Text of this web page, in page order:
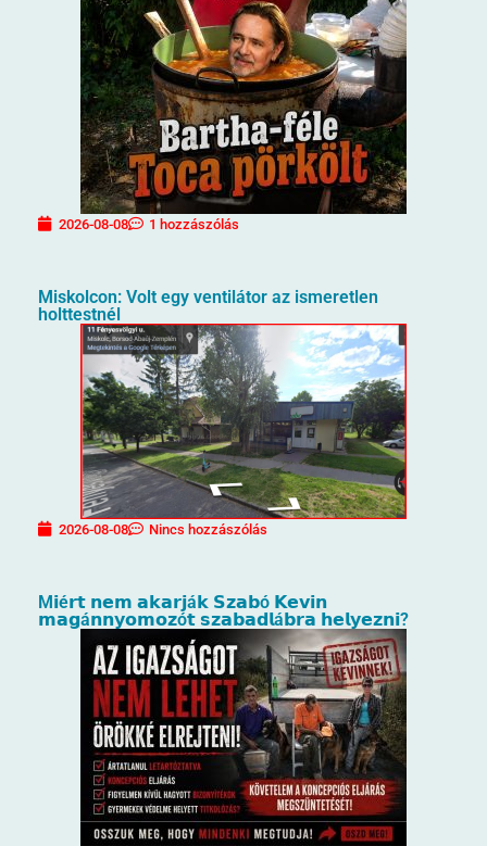
2026-08-08 1 hozzászólás
Miskolcon: Volt egy ventilátor az ismeretlen
holttestnél
2026-08-08 Nincs hozzászólás
M𝗶é𝗿𝘁 𝗻𝗲𝗺 𝗮𝗸𝗮𝗿𝗷á𝗸 𝗦𝘇𝗮𝗯ó 𝗞𝗲𝘃𝗶𝗻
𝗺𝗮𝗴á𝗻𝗻𝘆𝗼𝗺𝗼𝘇ó𝘁 𝘀𝘇𝗮𝗯𝗮𝗱𝗹á𝗯𝗿𝗮 𝗵𝗲𝗹𝘆𝗲𝘇𝗻𝗶?